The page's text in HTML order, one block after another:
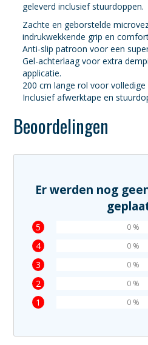
geleverd inclusief stuurdoppen.
Zachte en geborstelde
indrukwekkende grip en
Anti-slip patroon voor een
Gel-achterlaag voor extra
applicatie.
200 cm lange rol voor
Inclusief afwerktape en
Beoordelingen
Er werden nog
5 0 %
4 0 %
3 0 %
2 0 %
1 0 %